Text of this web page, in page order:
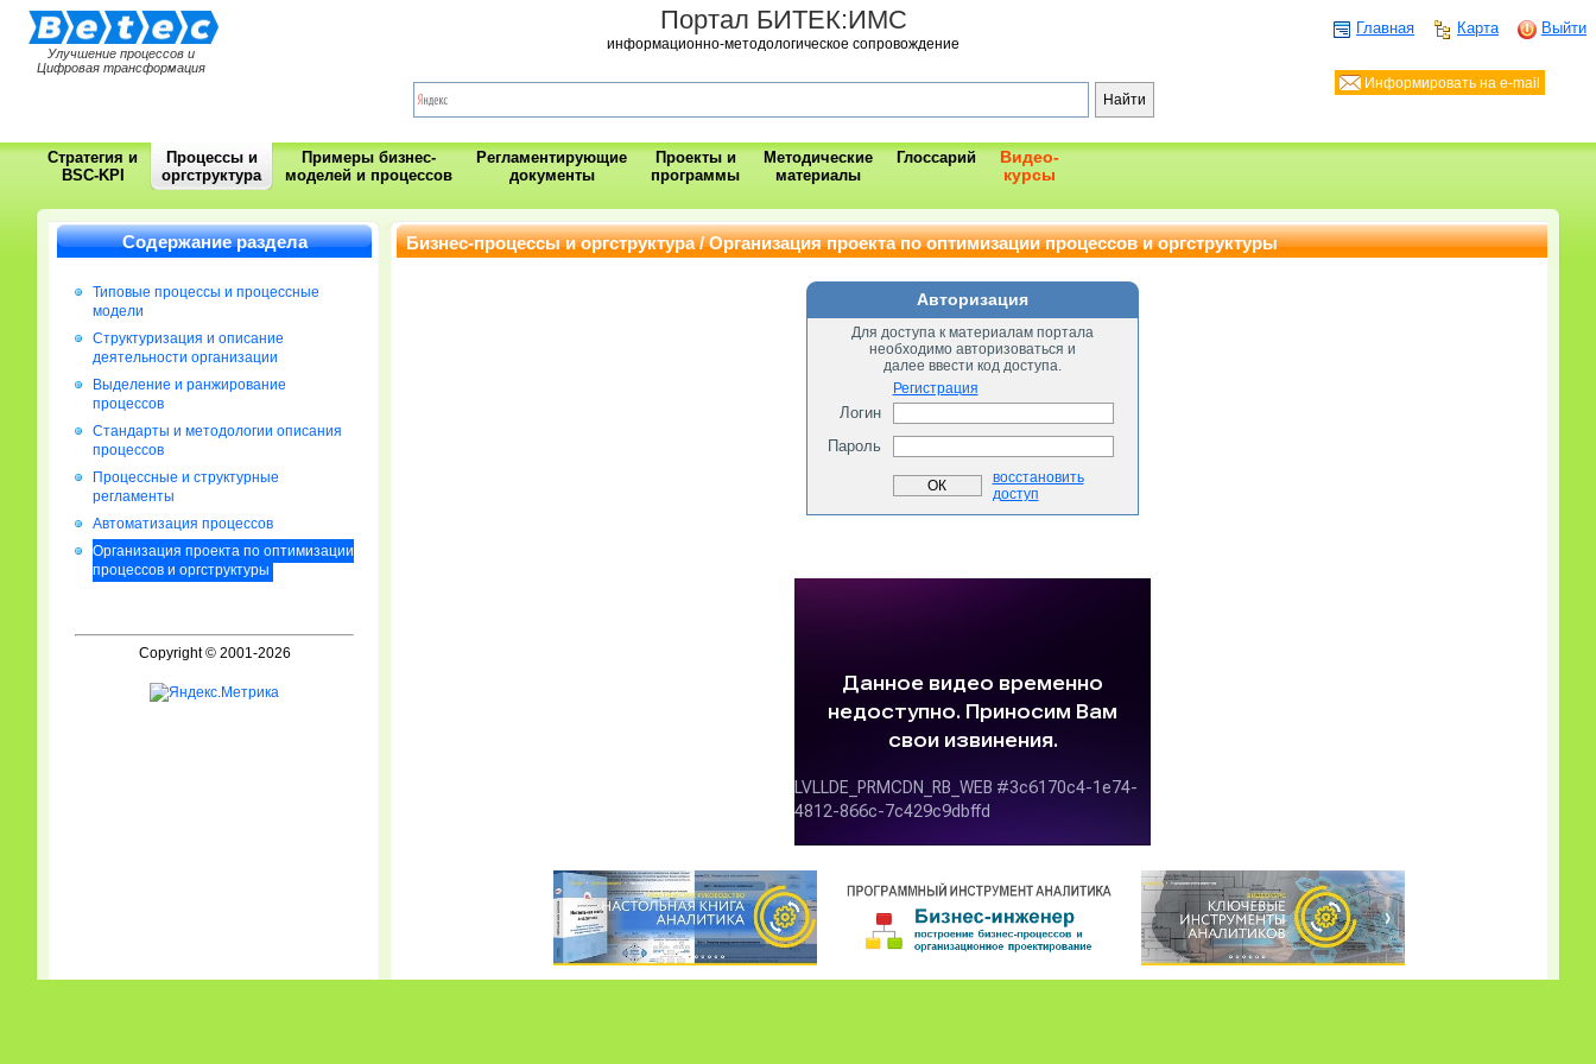
Улучшение процессов и
Цифровая трансформация
Портал БИТЕК:ИМС
информационно-методологическое сопровождение
Главная Карта Выйти
Информировать на e-mail
Стратегия и
BSC-KPI
Процессы и
оргструктура
Примеры бизнес-
моделей и процессов
Регламентирующие
документы
Проекты и
программы
Методические
материалы
Глоссарий
Видео-
курсы
Содержание раздела
Типовые процессы и процессные
модели
Cтруктуризация и описание
деятельности организации
Выделение и ранжирование
процессов
Стандарты и методологии описания
процессов
Процессные и структурные
регламенты
Автоматизация процессов
Организация проекта по оптимизации
процессов и оргструктуры
Copyright © 2001-2026
Бизнес-процессы и оргструктура / Организация проекта по оптимизации процессов и оргструктуры
Авторизация
Для доступа к материалам портала
необходимо авторизоваться и
далее ввести код доступа.
Регистрация
Логин
Пароль
восстановить
доступ